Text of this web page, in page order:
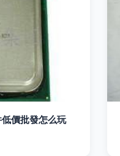
價批發怎么玩